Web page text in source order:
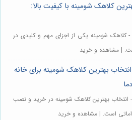
کلاهک شومینه با کیفیت بالا:
کلاهک شومینه یکی از اجزای مهم و کلیدی در
| مشاهده و خرید
بهترین کلاهک شومینه برای خانه
انتخاب بهترین کلاهک شومینه در خرید و نصب
است. | مشاهده و خرید